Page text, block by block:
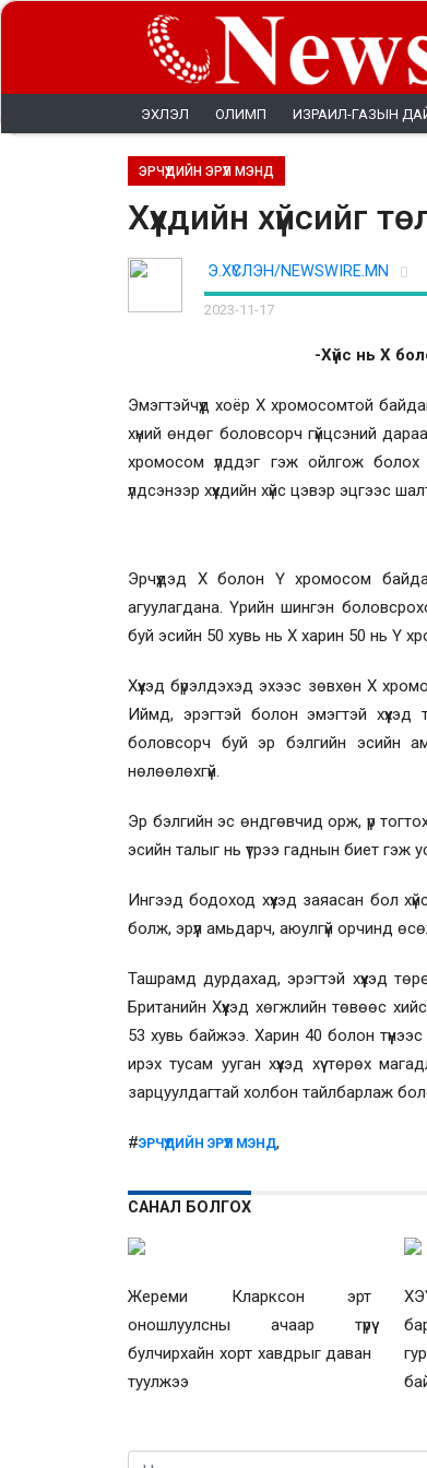
ЭХЛЭЛ ОЛИМП ИЗРАИЛ-ГАЗЫН
ЭРЧҮҮДИЙН ЭРҮҮЛ МЭНД
Хүүхдийн хүйсийг
Э.ХҮСЛЭН/NEWSWIRE.MN
2023-11-17
-Хүйс нь Х
Эмэгтэйчүүд хоёр Х хромосомтой
хүний өндөг боловсорч гүйцсэний
хромосом үлддэг гэж ойлгож болох
үлдсэнээр хүүхдийн хүйс цэвэр эцгээс
Эрчүүдэд Х болон Ү хромосом
агуулагдана. Үрийн шингэн
буй эсийн 50 хувь нь Х харин 50 нь Ү
Хүүхэд бүрэлдэхэд эхээс зөвхөн Х
Иймд, эрэгтэй болон эмэгтэй
боловсорч буй эр бэлгийн эсийн
нөлөөлөхгүй.
Эр бэлгийн эс өндгөвчид орж, үр
эсийн талыг нь үтрээ гаднын биет гэж
Ингээд бодоход хүүхэд заяасан бол
болж, эрүүл амьдарч, аюулгүй орчинд
Ташрамд дурдахад, эрэгтэй хүүхэд
Британийн Хүүхэд хөгжлийн төвөөс
53 хувь байжээ. Харин 40 болон
ирэх тусам ууган хүүхэд хүү төрөх
зарцуулдагтай холбон тайлбарлаж
#ЭРЧҮҮДИЙН ЭРҮҮЛ МЭНД,
САНАЛ БОЛГОХ
Жереми Кларксон эрт
оношлуулсны ачаар түрүү
булчирхайн хорт хавдрыг даван
туулжээ